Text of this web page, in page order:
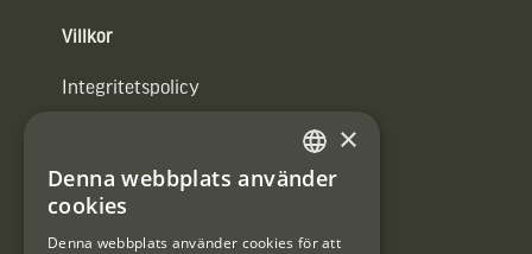
Villkor
Integritetspolicy
#Interjaktfamily SWEDISH
×
Denna webbplats använder
cookies
Denna webbplats använder cookies för att